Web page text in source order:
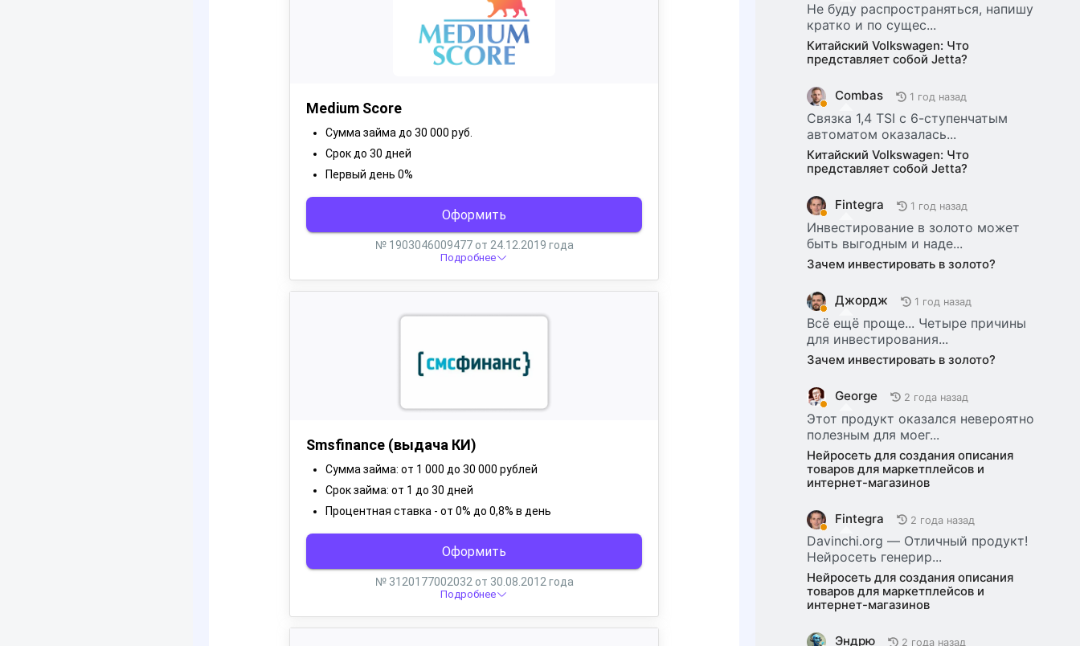
Не буду распространяться, напишу
кратко и по сущес...
Китайский Volkswagen: Что
представляет собой Jetta?
Combas 1 год назад
Связка 1,4 TSI с 6-ступенчатым
автоматом оказалась...
Китайский Volkswagen: Что
представляет собой Jetta?
Fintegra 1 год назад
Инвестирование в золото может
быть выгодным и наде...
Зачем инвестировать в золото?
Джордж 1 год назад
Всё ещё проще... Четыре причины
для инвестирования...
Зачем инвестировать в золото?
George 2 года назад
Этот продукт оказался невероятно
полезным для моег...
Нейросеть для создания описания
товаров для маркетплейсов и
интернет-магазинов
Fintegra 2 года назад
Davinchi.org — Отличный продукт!
Нейросеть генерир...
Нейросеть для создания описания
товаров для маркетплейсов и
интернет-магазинов
Эндрю 2 года назад